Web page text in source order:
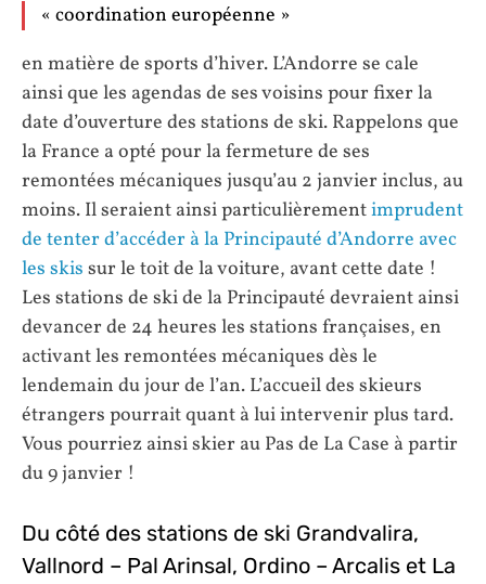
« coordination européenne »
en matière de sports d’hiver. L’Andorre se cale
ainsi que les agendas de ses voisins pour fixer la
date d’ouverture des stations de ski. Rappelons que
la France a opté pour la fermeture de ses
remontées mécaniques jusqu’au 2 janvier inclus, au
moins. Il seraient ainsi particulièrementimprudent
de tenter d’accéder à la Principauté d’Andorre avec
les skis sur le toit de la voiture, avant cette date !
Les stations de ski de la Principauté devraient ainsi
devancer de 24 heures les stations françaises, en
activant les remontées mécaniques dès le
lendemain du jour de l’an. L’accueil des skieurs
étrangers pourrait quant à lui intervenir plus tard.
Vous pourriez ainsi skier au Pas de La Case à partir
du 9 janvier !
Du côté des stations de ski Grandvalira,
Vallnord – Pal Arinsal, Ordino – Arcalis et La